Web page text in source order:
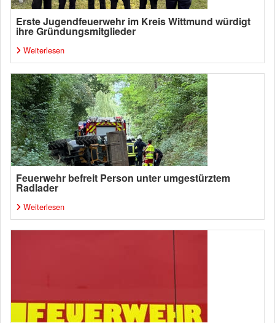
Erste Jugendfeuerwehr im Kreis Wittmund würdigt
ihre Gründungsmitglieder
Weiterlesen
Feuerwehr befreit Person unter umgestürztem
Radlader
Weiterlesen